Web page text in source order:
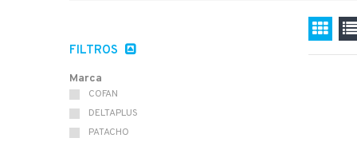
FILTROS
Marca
COFAN
DELTAPLUS
PATACHO